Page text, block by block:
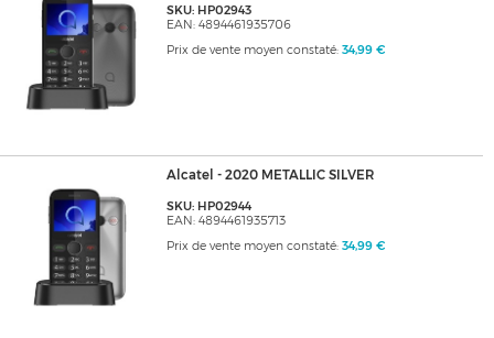
SKU: HP02943
EAN: 4894461935706
Prix de vente moyen constaté: 34,99 €
Alcatel - 2020 METALLIC SILVER
SKU: HP02944
EAN: 4894461935713
Prix de vente moyen constaté: 34,99 €